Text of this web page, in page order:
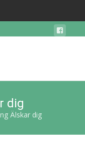
dig
Älskar dig